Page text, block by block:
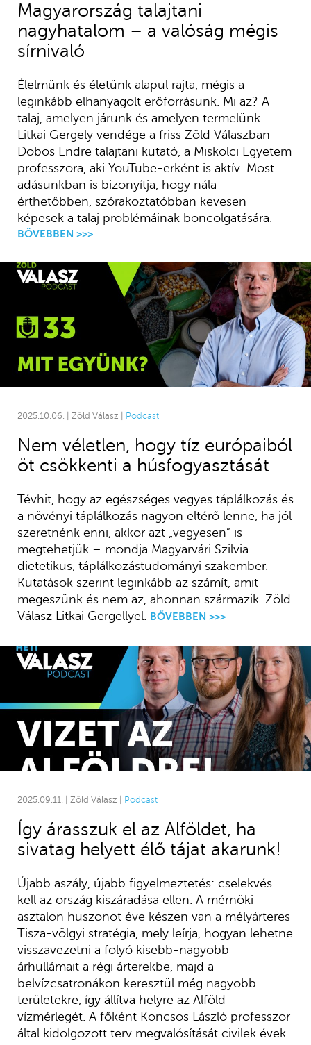
Magyarország talajtani
nagyhatalom – a valóság mégis
sírnivaló
Élelmünk és életünk alapul rajta, mégis a
leginkább elhanyagolt erőforrásunk. Mi az? A
talaj, amelyen járunk és amelyen termelünk.
Litkai Gergely vendége a friss Zöld Válaszban
Dobos Endre talajtani kutató, a Miskolci Egyetem
professzora, aki YouTube-erként is aktív. Most
adásunkban is bizonyítja, hogy nála
érthetőbben, szórakoztatóbban kevesen
képesek a talaj problémáinak boncolgatására.
BŐVEBBEN >>>
2025.10.06. | Zöld Válasz | Podcast
Nem véletlen, hogy tíz európaiból
öt csökkenti a húsfogyasztását
Tévhit, hogy az egészséges vegyes táplálkozás és
a növényi táplálkozás nagyon eltérő lenne, ha jól
szeretnénk enni, akkor azt „vegyesen” is
megtehetjük – mondja Magyarvári Szilvia
dietetikus, táplálkozástudományi szakember.
Kutatások szerint leginkább az számít, amit
megeszünk és nem az, ahonnan származik. Zöld
Válasz Litkai Gergellyel.
BŐVEBBEN >>>
2025.09.11. | Zöld Válasz | Podcast
Így árasszuk el az Alföldet, ha
sivatag helyett élő tájat akarunk!
Újabb aszály, újabb figyelmeztetés: cselekvés
kell az ország kiszáradása ellen. A mérnöki
asztalon huszonöt éve készen van a mélyárteres
Tisza-völgyi stratégia, mely leírja, hogyan lehetne
visszavezetni a folyó kisebb-nagyobb
árhullámait a régi árterekbe, majd a
belvízcsatronákon keresztül még nagyobb
területekre, így állítva helyre az Alföld
vízmérlegét. A főként Koncsos László professzor
által kidolgozott terv megvalósítását civilek évek